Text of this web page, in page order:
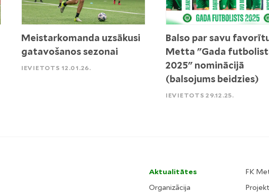
Meistarkomanda uzsākusi
gatavošanos sezonai
IEVIETOTS 12.01.26.
Balso par savu
Metta "Gada
2025" nominācijā
(balsojums beidzies)
IEVIETOTS 29.12.25.
Aktualitātes
Organizācija
FK